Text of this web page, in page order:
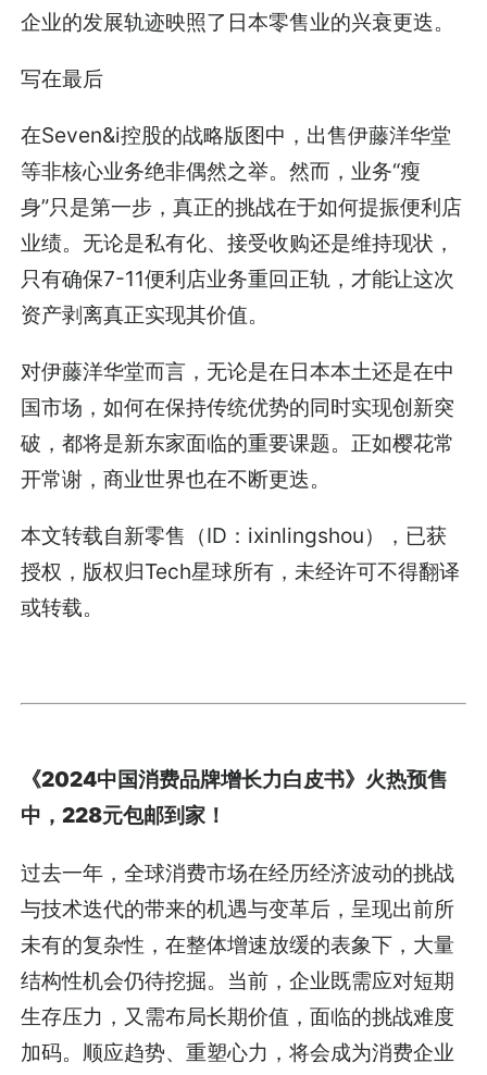
企业的发展轨迹映照了日本零售业的兴衰更迭。
写在最后
在Seven&i控股的战略版图中，出售伊藤洋华堂
等非核心业务绝非偶然之举。然而，业务“瘦
身”只是第一步，真正的挑战在于如何提振便利店
业绩。无论是私有化、接受收购还是维持现状，
只有确保7-11便利店业务重回正轨，才能让这次
资产剥离真正实现其价值。
对伊藤洋华堂而言，无论是在日本本土还是在中
国市场，如何在保持传统优势的同时实现创新突
破，都将是新东家面临的重要课题。正如樱花常
开常谢，商业世界也在不断更迭。
本文转载自新零售（ID：ixinlingshou），已获
授权，版权归Tech星球所有，未经许可不得翻译
或转载。
《2024中国消费品牌增长力白皮书》火热预售
中，228元包邮到家！
过去一年，全球消费市场在经历经济波动的挑战
与技术迭代的带来的机遇与变革后，呈现出前所
未有的复杂性，在整体增速放缓的表象下，大量
结构性机会仍待挖掘。当前，企业既需应对短期
生存压力，又需布局长期价值，面临的挑战难度
加码。顺应趋势、重塑心力，将会成为消费企业